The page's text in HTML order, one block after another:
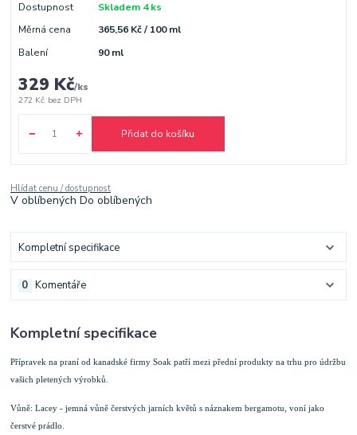
Dostupnost
Skladem 4 ks
Měrná cena
365,56 Kč / 100 ml
Balení
90 ml
329 Kč/ks
272 Kč bez DPH
Přidat do košíku
Hlídat cenu / dostupnost
V oblíbenýchDo oblíbených
Kompletní specifikace
Komentáře
0
Kompletní specifikace
Přípravek na praní od kanadské firmy Soak patří mezi přední produkty na trhu pro údržbu
vašich pletených výrobků.
Vůně: Lacey - jemná vůně čerstvých jarních květů s náznakem bergamotu, voní jako
čerstvé prádlo.